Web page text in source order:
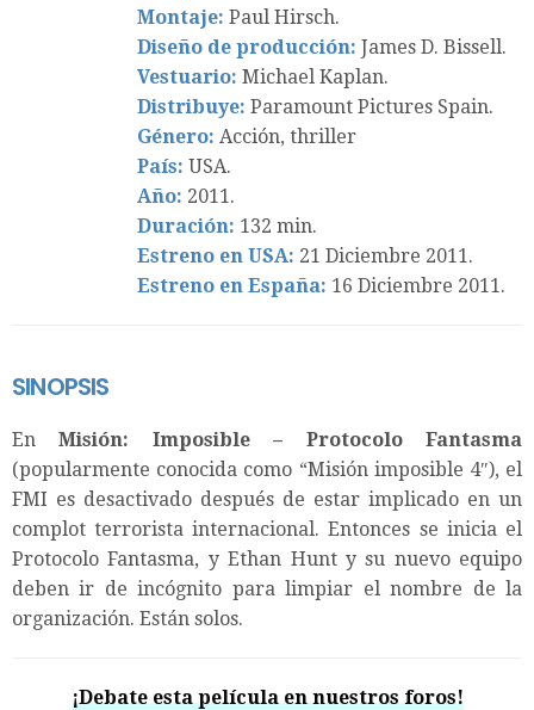
Montaje: Paul Hirsch.
Diseño de producción: James D. Bissell.
Vestuario: Michael Kaplan.
Distribuye: Paramount Pictures Spain.
Género: Acción, thriller
País: USA.
Año: 2011.
Duración: 132 min.
Estreno en USA: 21 Diciembre 2011.
Estreno en España: 16 Diciembre 2011.
SINOPSIS
EnMisión: Imposible – Protocolo Fantasma
(popularmente conocida como “Misión imposible 4″), el
FMI es desactivado después de estar implicado en un
complot terrorista internacional. Entonces se inicia el
Protocolo Fantasma, y Ethan Hunt y su nuevo equipo
deben ir de incógnito para limpiar el nombre de la
organización. Están solos.
¡Debate esta película en nuestros foros!